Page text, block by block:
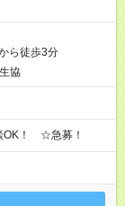
ら徒歩3分
協
OK！ ☆急募！